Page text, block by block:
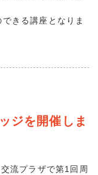
きる講座となりま
ジを開催しま
流プラザで第1回周